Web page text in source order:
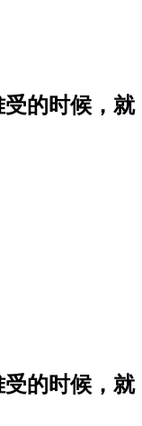
的时候，就
的时候，就